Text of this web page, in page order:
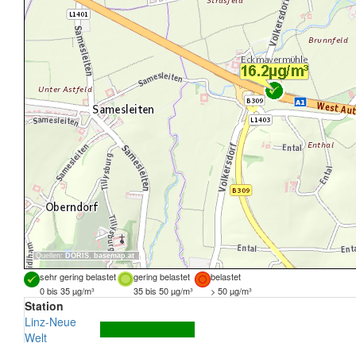
Quellen: DORIS, basemap.at
sehr gering belastet gering belastet
belastet
0 bis 35 µg/m³
35 bis 50 µg/m³ > 50 µg/m³
Station
Linz-Neue
Welt